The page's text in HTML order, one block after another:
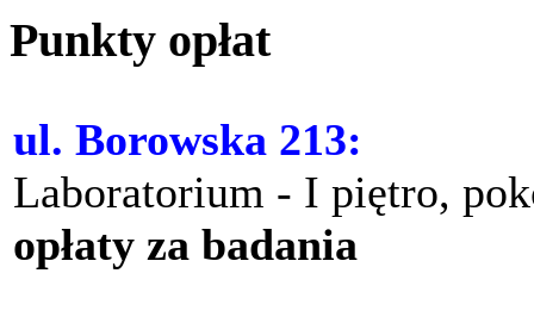
Punkty opłat
ul. Borowska 213:
Laboratorium - I piętro,
opłaty za badania